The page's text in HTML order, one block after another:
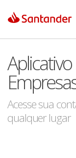
App Santander
App
Acesse sua
qualquer lugar